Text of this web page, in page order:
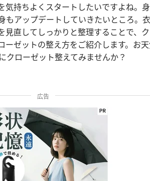
気持ちよくスタートしたいですよね。
もアップデートしていきたいところ。
見直してしっかりと整理することで、
ーゼットの整え方をご紹介します。お
クローゼット整えてみませんか？
広告